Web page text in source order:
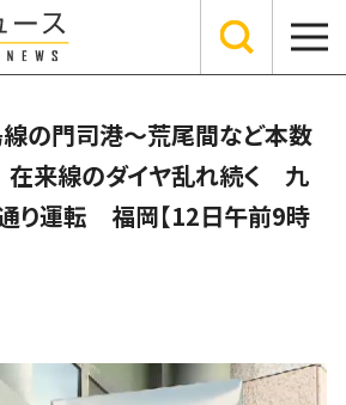
線の門司港～荒尾間など本数
来線のダイヤ乱れ続く 九
り運転 福岡【12日午前9時